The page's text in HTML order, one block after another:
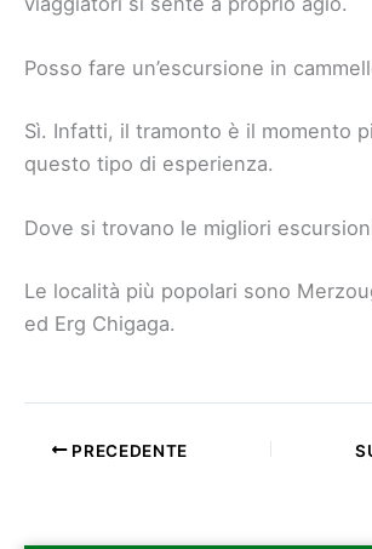
Posso fare un’escursione in
Sì. Infatti, il tramonto è il momento
questo tipo di esperienza.
Dove si trovano le migliori
Le località più popolari sono
ed Erg Chigaga.
PRECEDENTE